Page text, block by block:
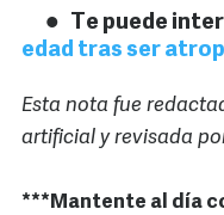
Te puede
edad tras ser
Esta nota fue
artificial y revisada
***Mantente al día